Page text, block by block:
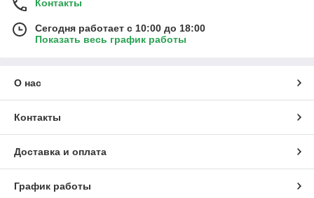
Контакты
Сегодня работает с 10:00 до 18:00
Показать весь график работы
О нас
Контакты
Доставка и оплата
График работы